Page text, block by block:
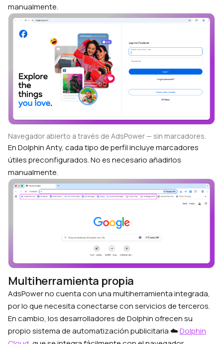
manualmente.
Navegador abierto a través de AdsPower — sin marcadores.
En Dolphin Anty, cada tipo de perfil incluye marcadores
útiles preconfigurados. No es necesario añadirlos
manualmente.
Multiherramienta propia
AdsPower no cuenta con una multiherramienta integrada,
por lo que necesita conectarse con servicios de terceros.
En cambio, los desarrolladores de Dolphin ofrecen su
propio sistema de automatización publicitaria ☁️Dolphin